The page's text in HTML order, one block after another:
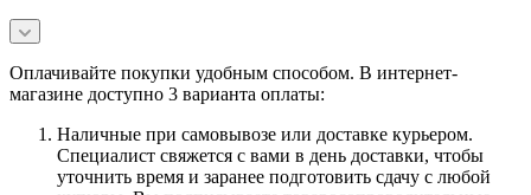
Оплачивайте покупки удобным способом. В интернет-
магазине доступно 3 варианта оплаты:
Наличные при самовывозе или доставке курьером.
Специалист свяжется с вами в день доставки, чтобы
уточнить время и заранее подготовить сдачу с любой